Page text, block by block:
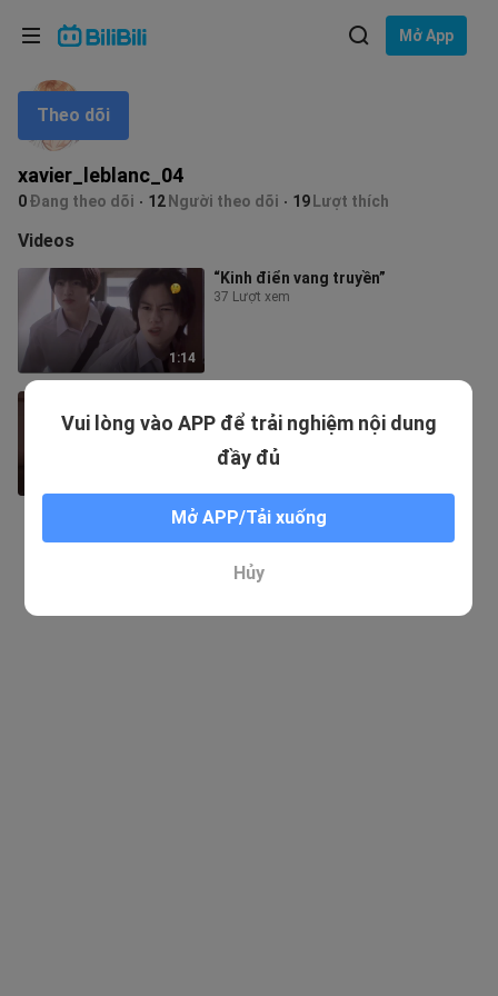
Mở App
xavier_leblanc_04
0Đang theo dõi 12 Người theo dõi 19 Lượt thích
Theo dõi
Videos
1:14
“Kinh điển vang truyền”
37 Lượt xem
ngụm nước bọt…
3.4K Lượt xem
Vui lòng vào APP để trải nghiệm nội dung
đầy đủ
Mở APP/Tải xuống
Hủy
Ngôn ngữ: Tiếng Việt
Lựa chọn ngôn ngữ
English
ภาษาไทย
Tiếng Việt
Bahasa Melayu